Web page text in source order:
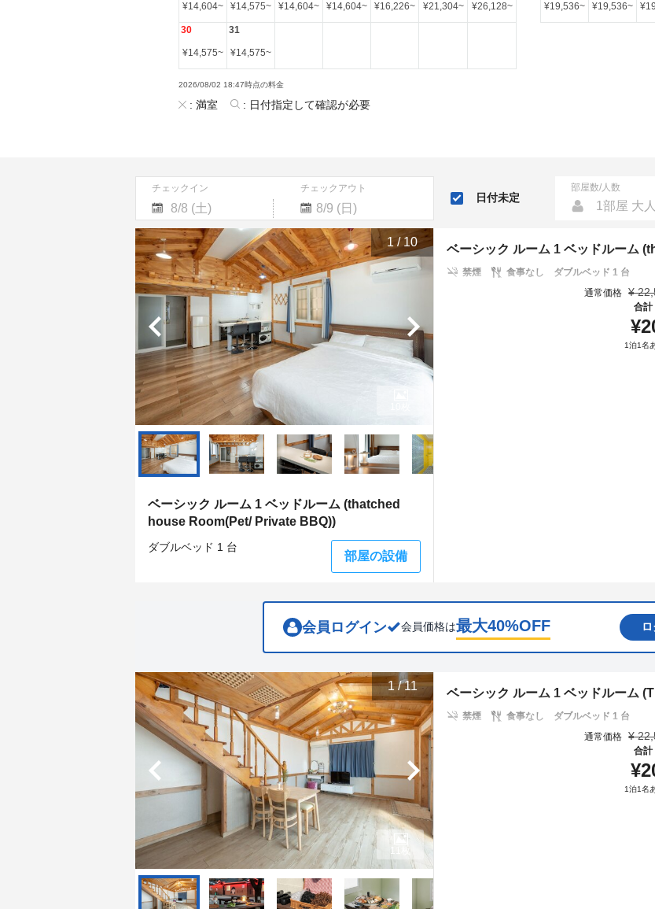
¥14,604~ ¥14,575~ ¥14,604~ ¥14,604~ ¥16,226~ ¥21,304~ ¥26,128~
30
¥14,575~
31
¥14,575~
¥19,536~ ¥19,536~ ¥
2026/08/02 18:47時点の料金
: 満室 : 日付指定して確認が必要
チェックイン チェックアウト
Navigate
forward
to
interact
with
the
calendar
and
select
a
date.
Press
the
question
mark
key
to
get
the
shortcuts
for
dates.
Navigate
backward
to
interact
with
the
calendar
and
select
a
question
mark
key
to
get
shortcuts
for
日付未定
部屋数/人数
1部屋 大
1/ 10
ベーシック ルーム 1 ベッドルーム (thatched
house Room(Pet/ Private BBQ))
ダブルベッド 1 台
部屋の設備
ベーシック ルーム 1 ベッドルーム
禁煙 食事なし
ダブルベッド 1 台
通常価格 ¥
合計
¥
1泊1名
会員ログイン 会員価格は最大40%OFF
1/11
11枚
ベーシック ルーム 1 ベッドルーム
禁煙 食事なし
ダブルベッド 1 台
通常価格 ¥
合計
¥
1泊1名